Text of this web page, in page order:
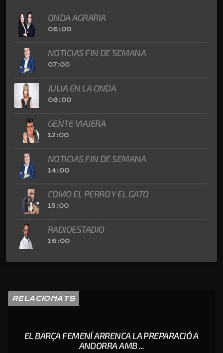
ONDA AGRARIA
06:00
NOTICIAS FIN DE SEMANA
07:00
JULIA EN LA ONDA
08:00
GENTE VIAJERA
12:00
NOTICIAS FIN DE SEMANA
14:00
COMO EL PERRO Y EL GATO
15:00
RADIOESTADIO
16:00
RELACIONATS
EL BARÇA FEMENÍ ARRENCA LA PREPARACIÓ A
ANDORRA AMB ...